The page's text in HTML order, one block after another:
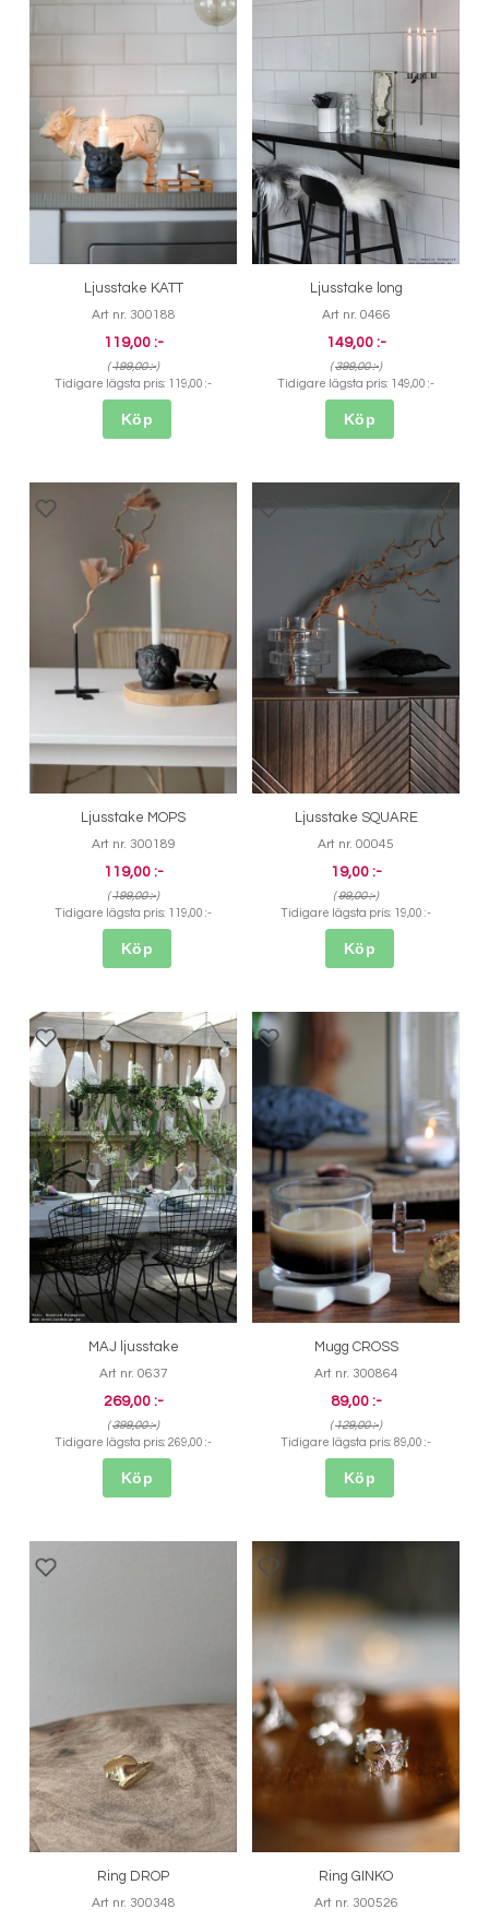
Ljusstake KATT
Art nr. 300188
119,00 :-
(199,00 :-)
Tidigare lägsta pris: 119,00 :-
Köp
Ljusstake long
Art nr. 0466
149,00 :-
(399,00 :-)
Tidigare lägsta pris: 149,00 :-
Köp
Ljusstake MOPS
Art nr. 300189
119,00 :-
(199,00 :-)
Tidigare lägsta pris: 119,00 :-
Köp
Ljusstake SQUARE
Art nr. 00045
19,00 :-
(99,00 :-)
Tidigare lägsta pris: 19,00 :-
Köp
MAJ ljusstake
Art nr. 0637
269,00 :-
(399,00 :-)
Tidigare lägsta pris: 269,00 :-
Köp
Mugg CROSS
Art nr. 300864
89,00 :-
(129,00 :-)
Tidigare lägsta pris: 89,00 :-
Köp
Ring DROP
Art nr. 300348
Ring GINKO
Art nr. 300526